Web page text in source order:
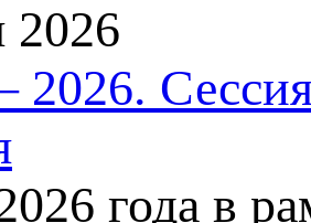
2026
Сессия
года в